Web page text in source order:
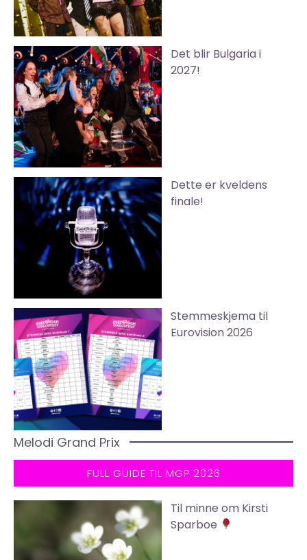
Det blir Bulgaria i
2027!
Dette er kveldens
finale!
Stemmeskjema til
Eurovision 2026
Melodi Grand Prix
FULL GUIDE TIL MGP 2026
Til minne om Kirsti
Sparboe